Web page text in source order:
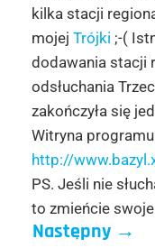
kilka stacji
mojej Trójki ;-(
dodawania stacji
odsłuchania
zakończyła się
Witryna
http://
PS. Jeśli nie
to zmieńcie
Następny→